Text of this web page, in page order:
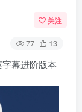
关注
77 13
幕进阶版本